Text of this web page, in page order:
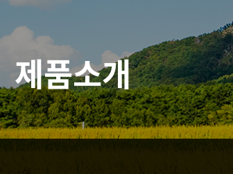
육묘상자용상토공급기
시약기, 시비기
육묘상자이송기
육묘상자적재이송기
육묘상자정렬기
제품소개